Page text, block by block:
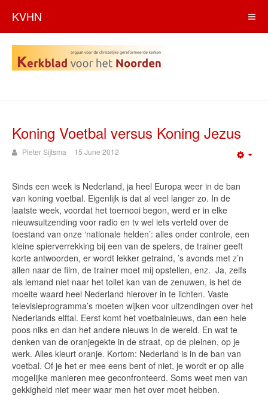
KVHN
Koning Voetbal versus Koning Jezus
Pieter Sijtsma 15 June 2012
Sinds een week is Nederland, ja heel Europa weer in de ban
van koning voetbal. Eigenlijk is dat al veel langer zo. In de
laatste week, voordat het toernooi begon, werd er in elke
nieuwsuitzending voor radio en tv wel iets verteld over de
toestand van onze ‘nationale helden’: alles onder controle, een
kleine spierverrekking bij een van de spelers, de trainer geeft
korte antwoorden, er wordt lekker getraind, ’s avonds met z’n
allen naar de film, de trainer moet mij opstellen, enz. Ja, zelfs
als iemand niet naar het toilet kan van de zenuwen, is het de
moeite waard heel Nederland hierover in te lichten. Vaste
televisieprogramma’s moeten wijken voor uitzendingen over het
Nederlands elftal. Eerst komt het voetbalnieuws, dan een hele
poos niks en dan het andere nieuws in de wereld. En wat te
denken van de oranjegekte in de straat, op de pleinen, op je
werk. Alles kleurt oranje. Kortom: Nederland is in de ban van
voetbal. Of je het er mee eens bent of niet, je wordt er op alle
mogelijke manieren mee geconfronteerd. Soms weet men van
gekkigheid niet meer waar men het over moet hebben.